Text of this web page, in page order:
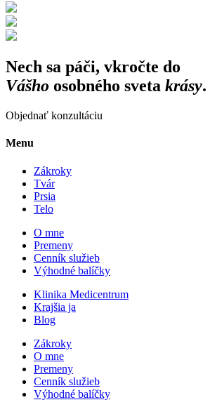
Nech sa páči, vkročte do
Vášho osobného sveta krásy.
Objednať konzultáciu
Menu
Zákroky
Tvár
Prsia
Telo
O mne
Premeny
Cenník služieb
Výhodné balíčky
Klinika Medicentrum
Krajšia ja
Blog
Zákroky
O mne
Premeny
Cenník služieb
Výhodné balíčky